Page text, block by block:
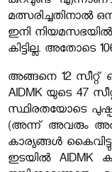
മത്സരിച്ചതിനാൽ
ഇനി
കിട്ടില്ല. അതോടെ
അങ്ങനെ 12 സീറ്റ്
AIDMK യുടെ 47
സ്ഥിരതയോടെ
(അന്ന് അവരും
കാര്യങ്ങൾ
ഇടയിൽ AIDMK